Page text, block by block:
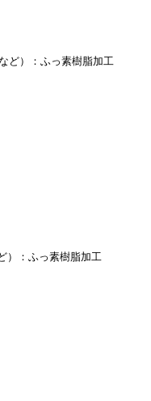
ど）：ふっ素樹脂加工
）：ふっ素樹脂加工